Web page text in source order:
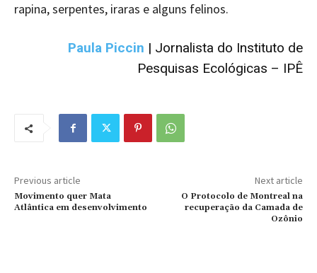
rapina, serpentes, iraras e alguns felinos.
Paula Piccin | Jornalista do Instituto de
Pesquisas Ecológicas – IPÊ
Previous article
Movimento quer Mata
Atlântica em desenvolvimento
Next article
O Protocolo de Montreal na
recuperação da Camada de
Ozônio